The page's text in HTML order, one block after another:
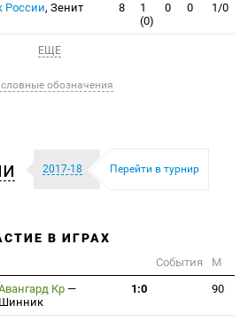
России, Зенит
8
1
(0)
0 0 1/0
ЕЩЕ
обозначения
2017-18 Перейти в турнир
В ИГРАХ
События
М
Кр —
Шинник
1:0 90